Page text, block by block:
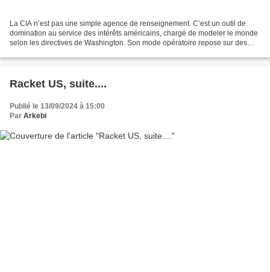
La CIA n’est pas une simple agence de renseignement. C’est un outil de
domination au service des intérêts américains, chargé de modeler le monde
selon les directives de Washington. Son mode opératoire repose sur des
Racket US, suite....
Publié le 13/09/2024 à 15:00
Par Arkebi